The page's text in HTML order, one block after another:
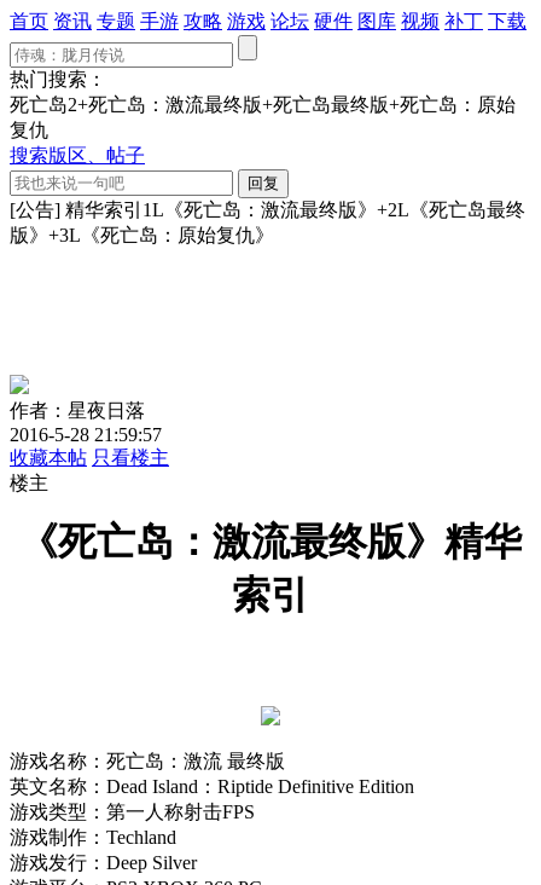
首页 资讯 专题 手游 攻略 游戏 论坛 硬件 图库 视频 补丁 下载
热门搜索：
死亡岛2+死亡岛：激流最终版+死亡岛最终版+死亡岛：原始
复仇
搜索版区、帖子
[公告] 精华索引1L《死亡岛：激流最终版》+2L《死亡岛最终
版》+3L《死亡岛：原始复仇》
作者：星夜日落
2016-5-28 21:59:57
收藏本帖 只看楼主
楼主
《死亡岛：激流最终版》精华
索引
游戏名称：死亡岛：激流 最终版
英文名称：Dead Island：Riptide Definitive Edition
游戏类型：第一人称射击FPS
游戏制作：Techland
游戏发行：Deep Silver